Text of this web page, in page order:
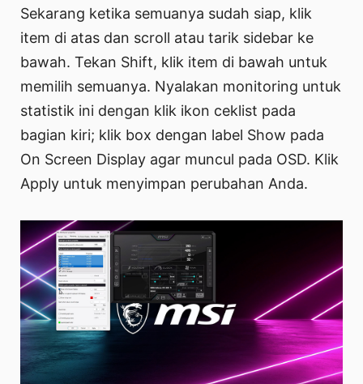
Sekarang ketika semuanya sudah siap, klik
item di atas dan scroll atau tarik sidebar ke
bawah. Tekan Shift, klik item di bawah untuk
memilih semuanya. Nyalakan monitoring untuk
statistik ini dengan klik ikon ceklist pada
bagian kiri; klik box dengan label Show pada
On Screen Display agar muncul pada OSD. Klik
Apply untuk menyimpan perubahan Anda.